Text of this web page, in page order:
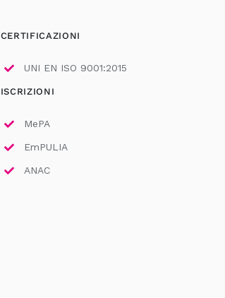
CERTIFICAZIONI
UNI EN ISO 9001:2015
ISCRIZIONI
MePA
EmPULIA
ANAC